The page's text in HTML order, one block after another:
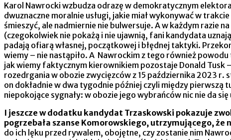
Karol Nawrocki wzbudza odrazę w demokratycznym
dwuznaczne moralnie usługi, jakie miał wykonywać w
śmieszyć, ale nadmiernie nie bulwersuje. A w każdym razie
(czegokolwiek nie pokażą i nie ujawnią, fani kandydata
padają ofiarą własnej, początkowej i błędnej taktyki.
wiemy – nie nastąpiło. A Nawrockim z tego również
jak wiemy faktycznym kierownikiem pozostaje Donald Tusk
rozedrgania w obozie zwycięzców z 15 października 2023 r.
on dokładnie w dwa tygodnie później czyli między
niepokojące sygnały: w obozie jego wybrańców nic nie da
I jeszcze w dodatku kandydat Trzaskowski pokazuje
pogrzebała szanse Komorowskiego, utrzymującego,
do ich lęku przed rywalem, obojętne, czy zostanie nim